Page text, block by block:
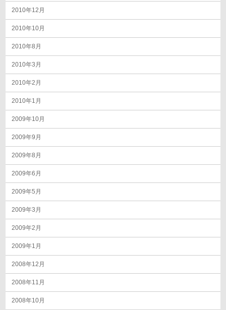
2010年12月
2010年10月
2010年8月
2010年3月
2010年2月
2010年1月
2009年10月
2009年9月
2009年8月
2009年6月
2009年5月
2009年3月
2009年2月
2009年1月
2008年12月
2008年11月
2008年10月